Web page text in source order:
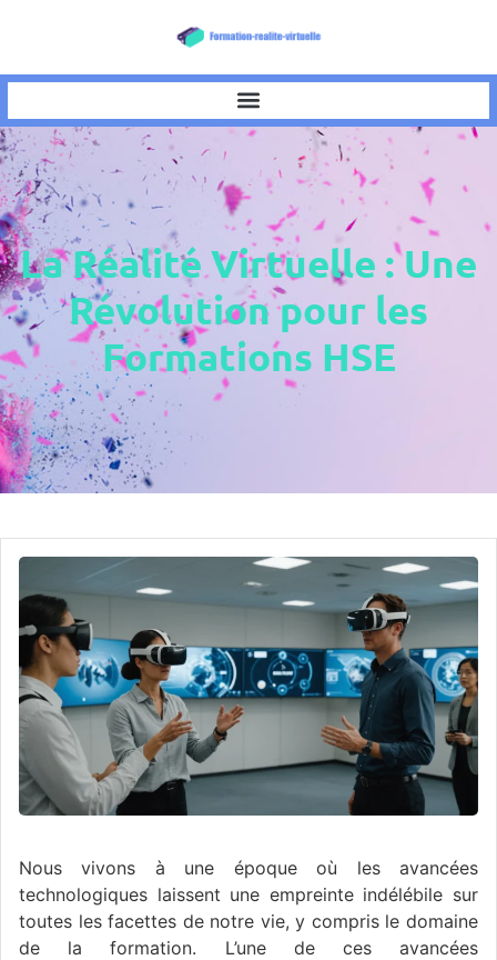
La Réalité Virtuelle : Une
Révolution pour les
Formations HSE
Nous vivons à une époque où les avancées
technologiques laissent une empreinte indélébile sur
toutes les facettes de notre vie, y compris le domaine
de la formation. L’une de ces avancées